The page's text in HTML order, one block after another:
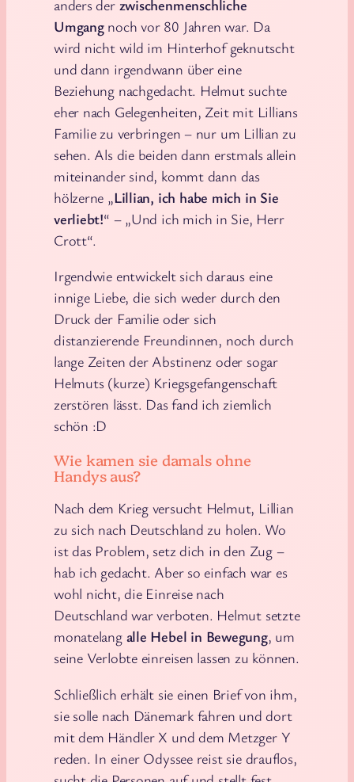
anders der zwischenmenschliche
Umgangnoch vor 80 Jahren war. Da
wird nicht wild im Hinterhof geknutscht
und dann irgendwann über eine
Beziehung nachgedacht. Helmut suchte
eher nach Gelegenheiten, Zeit mit Lillians
Familie zu verbringen – nur um Lillian zu
sehen. Als die beiden dann erstmals allein
miteinander sind, kommt dann das
hölzerne „Lillian, ich habe mich in Sie
verliebt!“ – „Und ich mich in Sie, Herr
Crott“.
Irgendwie entwickelt sich daraus eine
innige Liebe, die sich weder durch den
Druck der Familie oder sich
distanzierende Freundinnen, noch durch
lange Zeiten der Abstinenz oder sogar
Helmuts (kurze) Kriegsgefangenschaft
zerstören lässt. Das fand ich ziemlich
schön :D
Wie kamen sie damals ohne
Handys aus?
Nach dem Krieg versucht Helmut, Lillian
zu sich nach Deutschland zu holen. Wo
ist das Problem, setz dich in den Zug –
hab ich gedacht. Aber so einfach war es
wohl nicht, die Einreise nach
Deutschland war verboten. Helmut setzte
monatelang alle Hebel in Bewegung, um
seine Verlobte einreisen lassen zu können.
Schließlich erhält sie einen Brief von ihm,
sie solle nach Dänemark fahren und dort
mit dem Händler X und dem Metzger Y
reden. In einer Odyssee reist sie drauflos,